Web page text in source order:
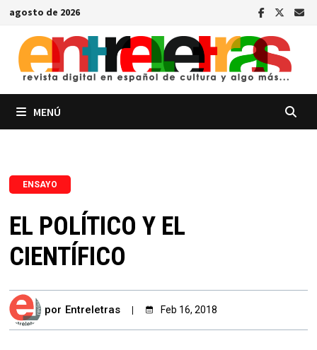
Saltar
contenido
agosto de 2026
MENÚ
ENSAYO
EL POLÍTICO Y EL
CIENTÍFICO
por Entreletras Feb 16, 2018